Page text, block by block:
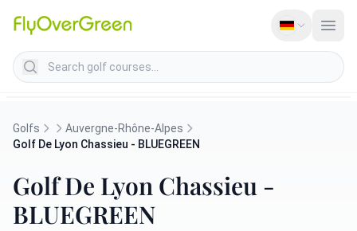
Search golf courses
Golfs
Auvergne-Rhône-Alpes
Golf De Lyon Chassieu - BLUEGREEN
Golf De Lyon Chassieu -
BLUEGREEN